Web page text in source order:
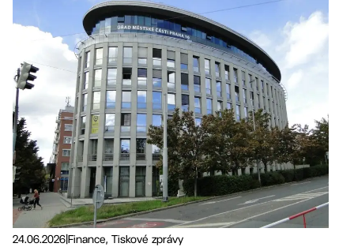
24.06.2026Finance, Tiskové zprávy